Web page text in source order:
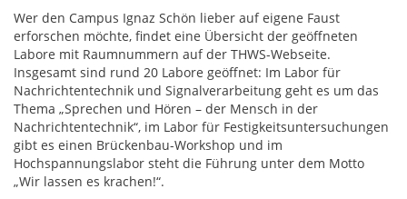
Wer den Campus Ignaz Schön lieber auf eigene Faust
erforschen möchte, findet eine Übersicht der geöffneten
Labore mit Raumnummern auf der THWS-Webseite.
Insgesamt sind rund 20 Labore geöffnet: Im Labor für
Nachrichtentechnik und Signalverarbeitung geht es um das
Thema „Sprechen und Hören – der Mensch in der
Nachrichtentechnik“, im Labor für Festigkeitsuntersuchungen
gibt es einen Brückenbau-Workshop und im
Hochspannungslabor steht die Führung unter dem Motto
„Wir lassen es krachen!“.